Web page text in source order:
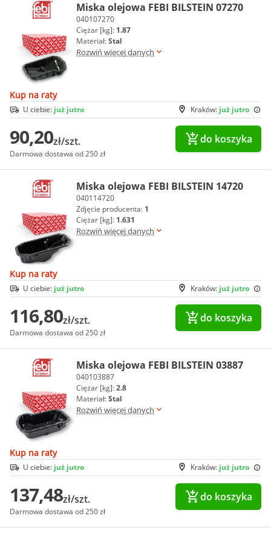
Miska olejowa FEBI BILSTEIN 07270
040107270
Ciężar [kg]: 1.87
Materiał:Stal
Rozwiń więcej danych
Kup na raty
Kraków: już jutro
U ciebie: już jutro
90,20zł/szt.
Darmowa dostawa od 250 zł
do koszyka
Miska olejowa FEBI BILSTEIN 14720
040114720
Zdjęcie producenta: 1
Ciężar [kg]: 1.631
Rozwiń więcej danych
Kup na raty
Kraków: już jutro
U ciebie: już jutro
116,80zł/szt.
Darmowa dostawa od 250 zł
do koszyka
Miska olejowa FEBI BILSTEIN 03887
040103887
Ciężar [kg]:2.8
Materiał:Stal
Rozwiń więcej danych
Kup na raty
Kraków: już jutro
U ciebie: już jutro
137,48zł/szt.
Darmowa dostawa od 250 zł
do koszyka